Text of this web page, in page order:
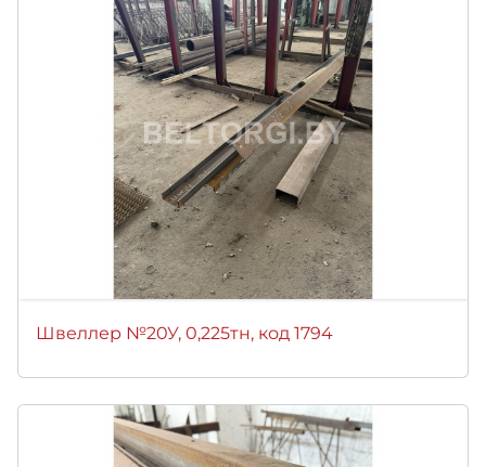
Швеллер №20У, 0,225тн, код 1794